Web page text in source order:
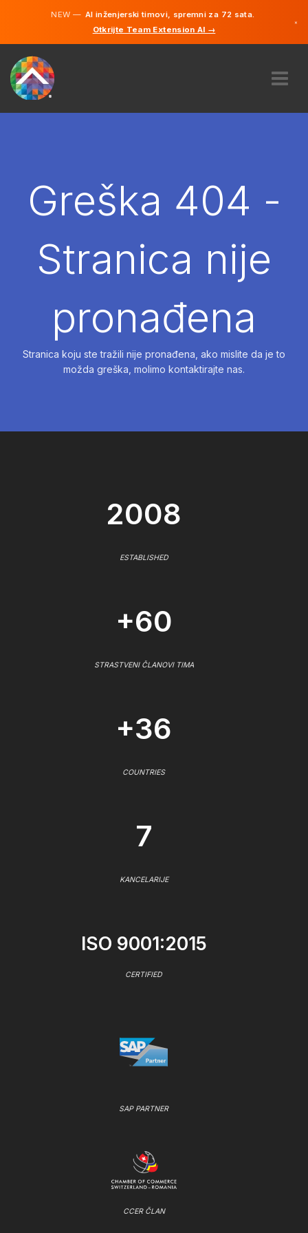
NEW —AI inženjerski timovi, spremni za 72 sata.
Otkrijte Team Extension AI →
×
NAJAMGreška 404 -
Stranica nije
pronađena
Stranica koju ste tražili nije pronađena, ako mislite da je to
možda greška, molimo kontaktirajte nas.
2008
ESTABLISHED
+60
STRASTVENI ČLANOVI TIMA
+36
COUNTRIES
7
KANCELARIJE
ISO 9001:2015
CERTIFIED
SAP PARTNER
CCER ČLAN